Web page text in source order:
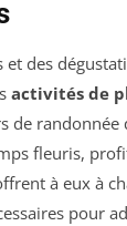
et des
activités de
de
fleuris,
à eux à
pour